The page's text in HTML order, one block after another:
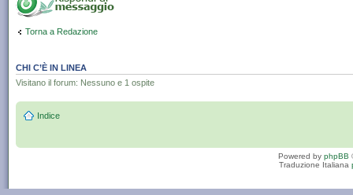
Torna a Redazione
CHI C’È IN LINEA
Visitano il forum: Nessuno e 1 ospite
Indice
Powered by phpBB
Traduzione Italiana